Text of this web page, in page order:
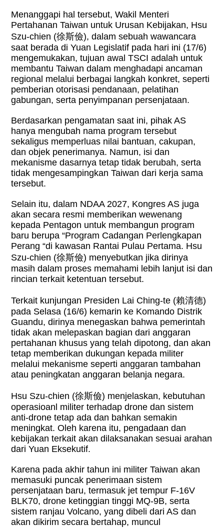
Menanggapi hal tersebut, Wakil Menteri
Pertahanan Taiwan untuk Urusan Kebijakan, Hsu
Szu-chien (徐斯儉), dalam sebuah wawancara
saat berada di Yuan Legislatif pada hari ini (17/6)
mengemukakan, tujuan awal TSCI adalah untuk
membantu Taiwan dalam menghadapi ancaman
regional melalui berbagai langkah konkret, seperti
pemberian otorisasi pendanaan, pelatihan
gabungan, serta penyimpanan persenjataan.
Berdasarkan pengamatan saat ini, pihak AS
hanya mengubah nama program tersebut
sekaligus memperluas nilai bantuan, cakupan,
dan objek penerimanya. Namun, isi dan
mekanisme dasarnya tetap tidak berubah, serta
tidak mengesampingkan Taiwan dari kerja sama
tersebut.
Selain itu, dalam NDAA 2027, Kongres AS juga
akan secara resmi memberikan wewenang
kepada Pentagon untuk membangun program
baru berupa“Program Cadangan Perlengkapan
Perang“di kawasan Rantai Pulau Pertama. Hsu
Szu-chien (徐斯儉) menyebutkan jika dirinya
masih dalam proses memahami lebih lanjut isi dan
rincian terkait ketentuan tersebut.
Terkait kunjungan Presiden Lai Ching-te (賴清德)
pada Selasa (16/6) kemarin ke Komando Distrik
Guandu, dirinya menegaskan bahwa pemerintah
tidak akan melepaskan bagian dari anggaran
pertahanan khusus yang telah dipotong, dan akan
tetap memberikan dukungan kepada militer
melalui mekanisme seperti anggaran tambahan
atau peningkatan anggaran belanja negara.
Hsu Szu-chien (徐斯儉) menjelaskan, kebutuhan
operasioanl militer terhadap drone dan sistem
anti-drone tetap ada dan bahkan semakin
meningkat. Oleh karena itu, pengadaan dan
kebijakan terkait akan dilaksanakan sesuai arahan
dari Yuan Eksekutif.
Karena pada akhir tahun ini militer Taiwan akan
memasuki puncak penerimaan sistem
persenjataan baru, termasuk jet tempur F-16V
BLK70, drone ketinggian tinggi MQ-9B, serta
sistem ranjau Volcano, yang dibeli dari AS dan
akan dikirim secara bertahap, muncul